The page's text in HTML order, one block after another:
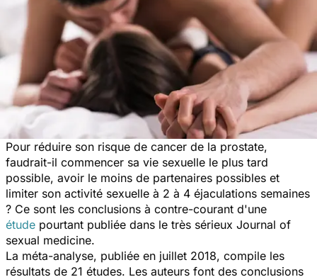
Pour réduire son risque de cancer de la prostate,
faudrait-il commencer sa vie sexuelle le plus tard
possible, avoir le moins de partenaires possibles et
limiter son activité sexuelle à 2 à 4 éjaculations semaines
? Ce sont les conclusions à contre-courant d'une
étude pourtant publiée dans le très sérieux Journal of
sexual medicine.
La méta-analyse, publiée en juillet 2018, compile les
résultats de 21 études. Les auteurs font des conclusions